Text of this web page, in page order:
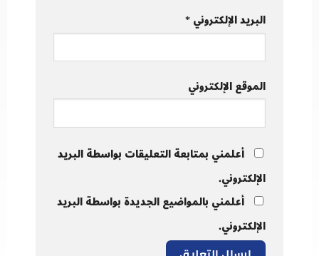
البريد الإلكتروني*
الموقع الإلكتروني
أعلمني بمتابعة التعليقات بواسطة البريد
الإلكتروني.
أعلمني بالمواضيع الجديدة بواسطة البريد
الإلكتروني.